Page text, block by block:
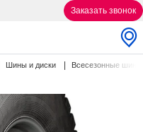
Заказать звонок
Шины и диски Всесезонные